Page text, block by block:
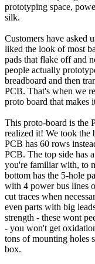
prototyping space,
silk.
Customers have asked
liked the look of most
pads that flake off and
people actually
breadboard and then
PCB. That's when we
proto board that makes
This proto-board is the
realized it! We took the
PCB has 60 rows
PCB. The top side has
you're familiar with, to
bottom has the 5-hole
with 4 power bus lines
cut traces when
even parts with big
strength - these wont
- you won't get
tons of mounting holes
box.